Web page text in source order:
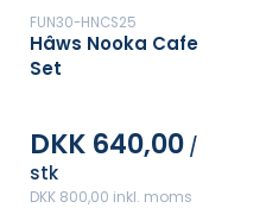
FUN30-HNCS25
Hâws Nooka Cafe
Set
DKK 640,00 /
stk
DKK 800,00 inkl. moms